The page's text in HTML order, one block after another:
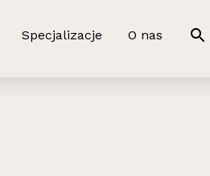
Specjalizacje O nas